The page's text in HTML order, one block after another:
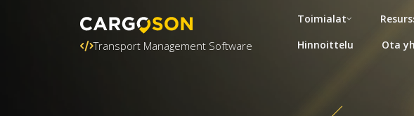
Transport Management Software
Toimialat
Hinnoittelu
Ota